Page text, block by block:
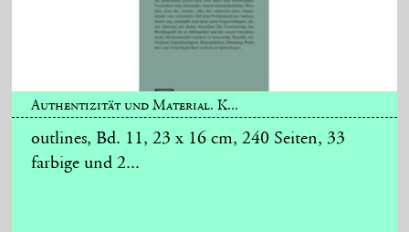
Authentizität und Material. K...
outlines, Bd. 11, 23 x 16 cm, 240 Seiten, 33
farbige und 2...